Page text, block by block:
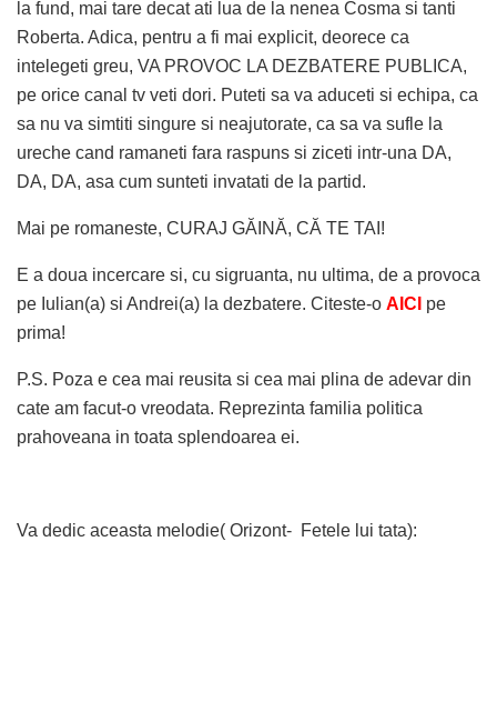
la fund, mai tare decat ati lua de la nenea Cosma si tanti
Roberta. Adica, pentru a fi mai explicit, deorece ca
intelegeti greu, VA PROVOC LA DEZBATERE PUBLICA,
pe orice canal tv veti dori. Puteti sa va aduceti si echipa, ca
sa nu va simtiti singure si neajutorate, ca sa va sufle la
ureche cand ramaneti fara raspuns si ziceti intr-una DA,
DA, DA, asa cum sunteti invatati de la partid.
Mai pe romaneste, CURAJ GĂINĂ, CĂ TE TAI!
E a doua incercare si, cu sigruanta, nu ultima, de a provoca
pe Iulian(a) si Andrei(a) la dezbatere. Citeste-o AICI pe
prima!
P.S. Poza e cea mai reusita si cea mai plina de adevar din
cate am facut-o vreodata. Reprezinta familia politica
prahoveana in toata splendoarea ei.
Va dedic aceasta melodie( Orizont- Fetele lui tata):